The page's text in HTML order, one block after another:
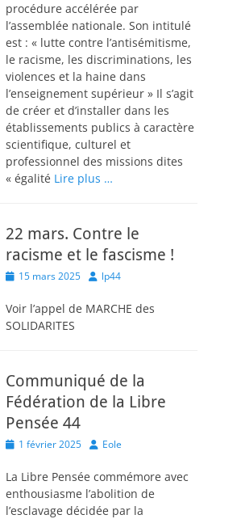
procédure accélérée par
l’assemblée nationale. Son intitulé
est : « lutte contre l’antisémitisme,
le racisme, les discriminations, les
violences et la haine dans
l’enseignement supérieur » Il s’agit
de créer et d’installer dans les
établissements publics à caractère
scientifique, culturel et
professionnel des missions dites
« égalité Lire plus …
22 mars. Contre le
racisme et le fascisme !
Posted15 mars 2025 Author
lp44
Voir l’appel de MARCHE des
SOLIDARITES
Communiqué de la
Fédération de la Libre
Pensée 44
Posted1 février 2025 Author
Eole
La Libre Pensée commémore avec
enthousiasme l’abolition de
l’esclavage décidée par la